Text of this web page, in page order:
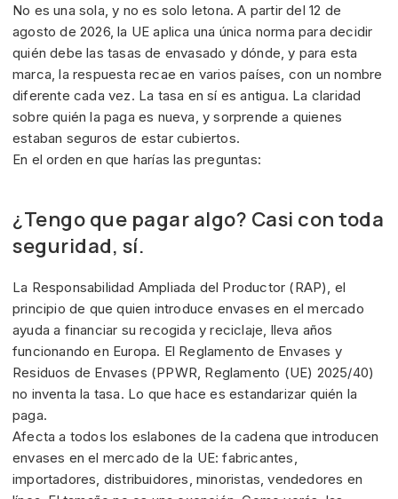
No es una sola, y no es solo letona. A partir del 12 de
agosto de 2026, la UE aplica una única norma para decidir
quién debe las tasas de envasado y dónde, y para esta
marca, la respuesta recae en varios países, con un nombre
diferente cada vez. La tasa en sí es antigua. La claridad
sobre quién la paga es nueva, y sorprende a quienes
estaban seguros de estar cubiertos.
En el orden en que harías las preguntas:
¿Tengo que pagar algo? Casi con toda
seguridad, sí.
La Responsabilidad Ampliada del Productor (RAP), el
principio de que quien introduce envases en el mercado
ayuda a financiar su recogida y reciclaje, lleva años
funcionando en Europa. El Reglamento de Envases y
Residuos de Envases (PPWR, Reglamento (UE) 2025/40)
no inventa la tasa. Lo que hace es estandarizar quién la
paga.
Afecta a todos los eslabones de la cadena que introducen
envases en el mercado de la UE: fabricantes,
importadores, distribuidores, minoristas, vendedores en